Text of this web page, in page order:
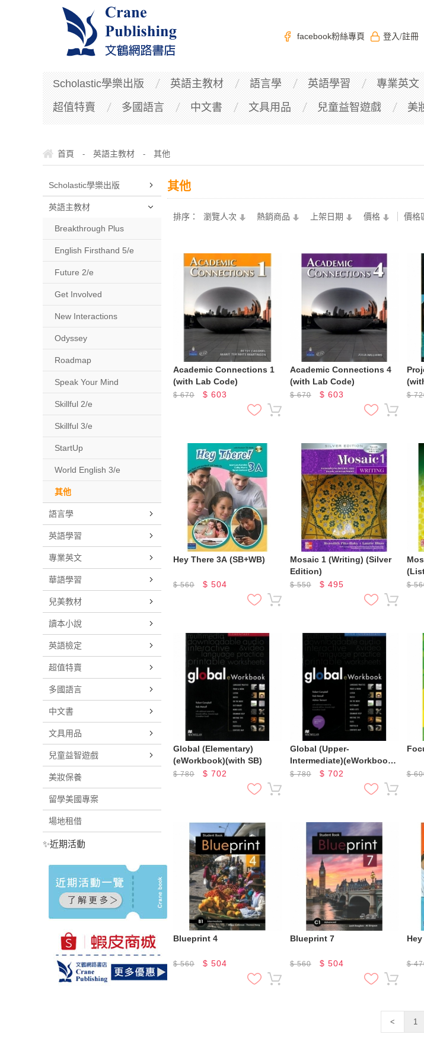
facebook粉絲專頁 登入 /註冊
Scholastic學樂出版 英語主教材 語言學 英語學習 專業英文
超值特賣
多國語言 中文書 文具用品 兒童益智遊戲 美
首頁 - 英語主教材 - 其他
Scholastic學樂出版
英語主教材
Breakthrough Plus
English Firsthand 5/e
Future 2/e
Get Involved
New Interactions
Odyssey
Roadmap
Speak Your Mind
Skillful 2/e
Skillful 3/e
StartUp
World English 3/e
其他
語言學
英語學習
專業英文
華語學習
兒美教材
讀本小說
英語檢定
超值特賣
多國語言
中文書
文具用品
兒童益智遊戲
美妝保養
留學美國專案
場地租借
✨近期活動
其他
排序： 瀏覽人次 熱銷商品 上架日期 價格 價格
Academic Connections 1
(with Lab Code)
$670 $ 603
Academic Connections 4
(with Lab Code)
$670 $ 603 $
Hey There 3A (SB+WB)
$560 $ 504
Mosaic 1 (Writing) (Silver
Edition)
$550 $ 495 $
Global (Elementary)
(eWorkbook)(with SB)
$780 $ 702
Global (Upper-
Intermediate)(eWorkbook)
(with SB)
$780 $ 702 $
Blueprint 4
$560 $ 504
Blueprint 7
$560 $ 504 $
< 1